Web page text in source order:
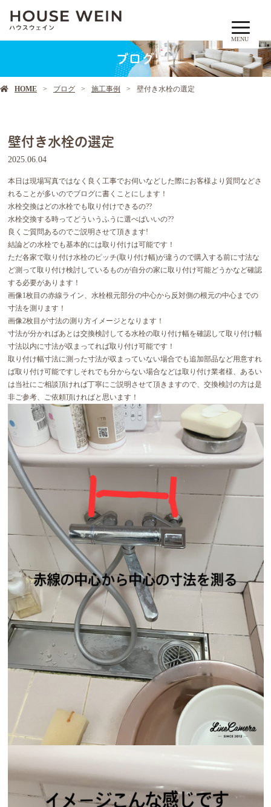
MENU
ブログ
HOME ブログ 施工事例 壁付き水栓の選定
壁付き水栓の選定
2025.06.04
本日は現場写真ではなく良く工事でお伺いなどした際にお客様より質問などさ
れることが多いのでブログに書くことにします！
水栓交換はどの水栓でも取り付けできるの??
水栓交換する時ってどういうふうに選べばいいの??
良くご質問あるのでご説明させて頂きます!
結論どの水栓でも基本的には取り付けは可能です！
ただ各家で取り付け水栓のピッチ(取り付け幅)が違うので購入する前に寸法な
ど測って取り付け検討しているものが自分の家に取り付け可能どうかなど確認
する必要があります！
画像1枚目の赤線ライン、水栓根元部分の中心から反対側の根元の中心までの
寸法を測ります！
画像2枚目が寸法の測り方イメージとなります！
寸法が分かればあとは交換検討してる水栓の取り付け幅を確認して取り付け幅
寸法以内に寸法が収まってれば取り付け可能です！
取り付け幅寸法に測った寸法が収まっていない場合でも追加部品など用意すれ
ば取り付け可能ですしそれでも分からない場合などは取り付け業者様、あるい
は当社にご相談頂ければ丁寧にご説明させて頂きますので、交換検討の方は是
非ご参考、ご依頼頂ければと思います！